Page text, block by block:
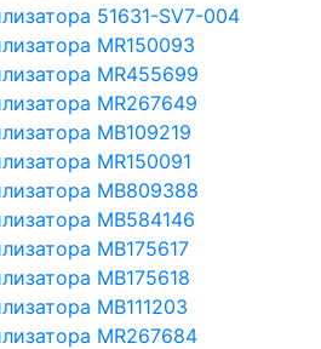
51631-SV7-004
MR150093
MR455699
MR267649
MB109219
MR150091
MB809388
MB584146
MB175617
MB175618
MB111203
MR267684